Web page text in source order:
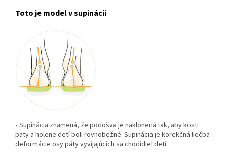
Toto je model v supinácii
• Supinácia znamená, že podošva je naklonená tak, aby kosti
päty a holene detí boli rovnobežné. Supinácia je korekčná liečba
deformácie osy päty vyvíjajúcich sa chodidiel detí.